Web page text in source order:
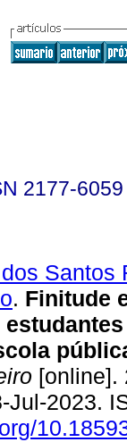
2177-6059
Santos
. Finitude
[online].
2023.